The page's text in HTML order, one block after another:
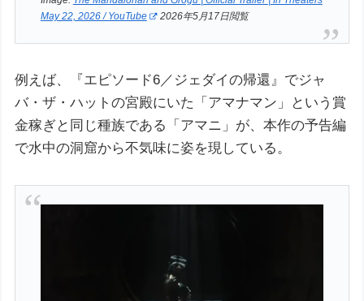
May 22, 2026 / YouTube
2026年5月17日閲覧
例えば、『エピソード6／ジェダイの帰還』でジャ
バ・ザ・ハットの宮殿にいた「アマナマン」という賞
金稼ぎと同じ種族である「アマニ」が、本作の予告編
で水中の洞窟から不気味に姿を現している。